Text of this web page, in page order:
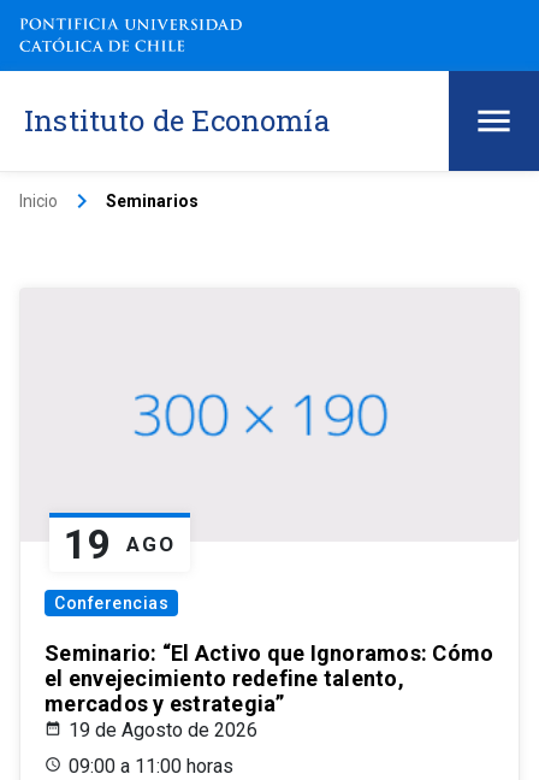
Instituto de Economía
Inicio keyboard_arrow_right Seminarios
19 AGO
Conferencias
Seminario: “El Activo que Ignoramos: Cómo
el envejecimiento redefine talento,
mercados y estrategia”
19 de Agosto de 2026
09:00 a 11:00 horas